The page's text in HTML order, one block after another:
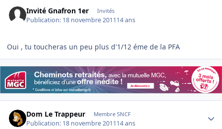
Invité Gnafron 1er Invités
Publication: 18 novembre 201114 ans
Oui , tu toucheras un peu plus d'1/12 éme de la PFA
Dom Le Trappeur Membre SNCF
Publication: 18 novembre 201114 ans